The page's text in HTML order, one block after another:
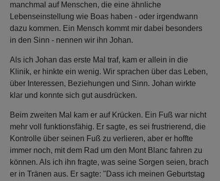
manchmal auf Menschen, die eine ähnliche
Lebenseinstellung wie Boas haben - oder irgendwann
dazu kommen. Ein Mensch kommt mir dabei besonders
in den Sinn - nennen wir ihn Johan.
Als ich Johan das erste Mal traf, kam er allein in die
Klinik, er hinkte ein wenig. Wir sprachen über das Leben,
über Interessen, Beziehungen und Sinn. Johan wirkte
klar und konnte sich gut ausdrücken.
Beim zweiten Mal kam er auf Krücken. Ein Fuß war nicht
mehr voll funktionsfähig. Er sagte, es sei frustrierend, die
Kontrolle über seinen Fuß zu verlieren, aber er hoffte
immer noch, mit dem Rad um den Mont Blanc fahren zu
können. Als ich ihn fragte, was seine Sorgen seien, brach
er in Tränen aus. Er sagte: "Dass ich meinen Geburtstag